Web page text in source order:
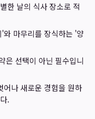
한 날의 식사 장소로 적
와 마무리를 장식하는 '양
은 선택이 아닌 필수입니
어나 새로운 경험을 원하
.